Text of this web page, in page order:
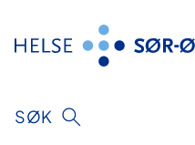
innhold
SØK